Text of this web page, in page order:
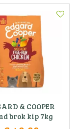
& COOPER
brok kip 7kg